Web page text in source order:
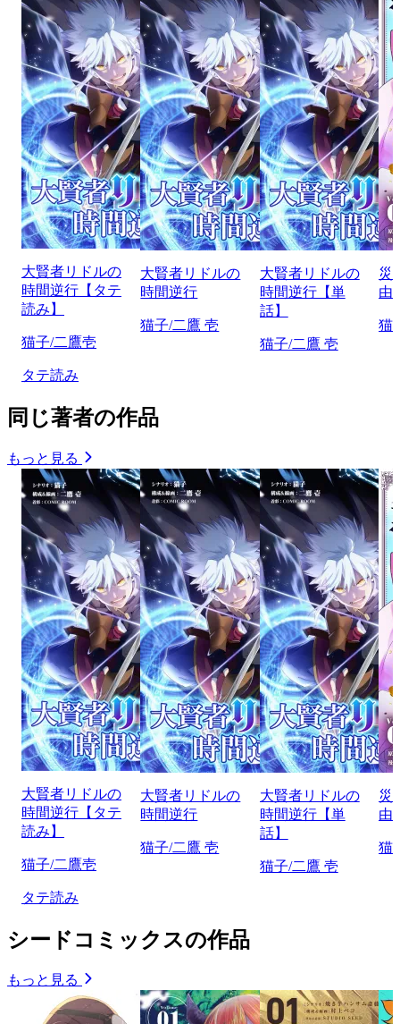
大賢者リドルの
時間逆行【タテ
読み】
猫子/二鷹壱
タテ読み
大賢者リドルの
時間逆行
猫子/二鷹 壱
大賢者リドルの
時間逆行【単
話】
猫子/二鷹 壱
災
由
猫
同じ著者の作品
もっと見る
大賢者リドルの
時間逆行【タテ
読み】
猫子/二鷹壱
タテ読み
大賢者リドルの
時間逆行
猫子/二鷹 壱
大賢者リドルの
時間逆行【単
話】
猫子/二鷹 壱
災
由
猫
シードコミックスの作品
もっと見る